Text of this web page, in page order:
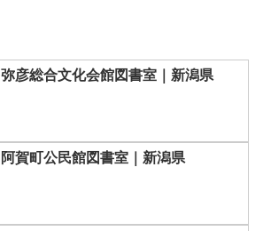
弥彦総合文化会館図書室｜新潟県
阿賀町公民館図書室｜新潟県